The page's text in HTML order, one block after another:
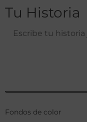
Tu Historia
Fondos de color